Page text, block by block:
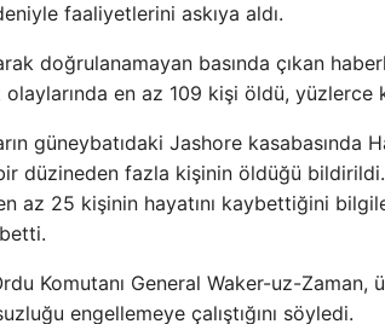
faaliyetlerini askıya aldı.
doğrulanamayan basında çıkan
en az 109 kişi öldü, yüzlerce
güneybatıdaki Jashore
düzineden fazla kişinin öldüğü
az 25 kişinin hayatını kaybettiğini
Komutanı General Waker-uz-
engellemeye çalıştığını söyledi.